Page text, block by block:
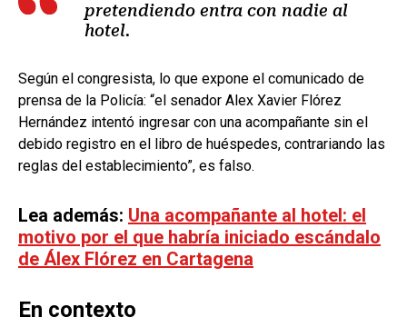
pretendiendo entra con nadie al
hotel.
Según el congresista, lo que expone el comunicado de
prensa de la Policía: “el senador Alex Xavier Flórez
Hernández intentó ingresar con una acompañante sin el
debido registro en el libro de huéspedes, contrariando las
reglas del establecimiento”, es falso.
Lea además: Una acompañante al hotel: el
motivo por el que habría iniciado escándalo
de Álex Flórez en Cartagena
En contexto